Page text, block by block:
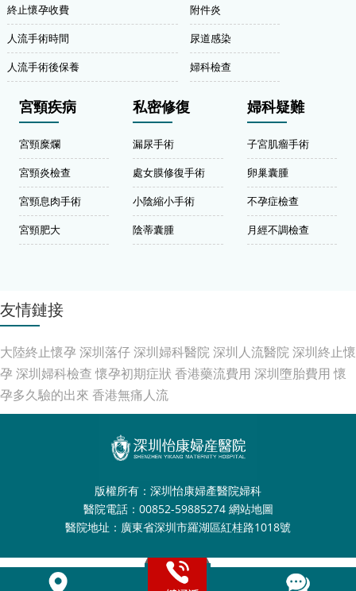
終止懷孕收費
人流手術時間
人流手術後保養
附件炎
尿道感染
婦科檢查
宮頸疾病
宮頸糜爛
宮頸炎檢查
宮頸息肉手術
宮頸肥大
私密修復
漏尿手術
處女膜修復手術
小陰縮小手術
陰蒂囊腫
婦科疑難
子宮肌瘤手術
卵巢囊腫
不孕症檢查
月經不調檢查
友情鏈接
大陸終止懷孕 深圳落仔深圳婦科醫院深圳人流醫院深圳終止懷
孕 深圳婦科檢查 懷孕初期症狀 香港藥流費用 深圳墮胎費用 懷
孕多久驗的出來 香港無痛人流
版權所有：深圳怡康婦產醫院婦科
醫院電話：00852-59885274 網站地圖
醫院地址：廣東省深圳市羅湖區紅桂路1018號